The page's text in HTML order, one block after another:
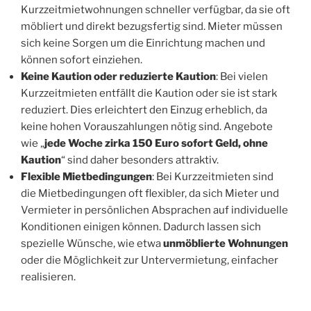
Kurzzeitmietwohnungen schneller verfügbar, da sie oft
möbliert und direkt bezugsfertig sind. Mieter müssen
sich keine Sorgen um die Einrichtung machen und
können sofort einziehen.
Keine Kaution oder reduzierte Kaution: Bei vielen
Kurzzeitmieten entfällt die Kaution oder sie ist stark
reduziert. Dies erleichtert den Einzug erheblich, da
keine hohen Vorauszahlungen nötig sind. Angebote
wie „jede Woche zirka 150 Euro sofort Geld, ohne
Kaution“ sind daher besonders attraktiv.
Flexible Mietbedingungen: Bei Kurzzeitmieten sind
die Mietbedingungen oft flexibler, da sich Mieter und
Vermieter in persönlichen Absprachen auf individuelle
Konditionen einigen können. Dadurch lassen sich
spezielle Wünsche, wie etwaunmöblierte Wohnungen
oder die Möglichkeit zur Untervermietung, einfacher
realisieren.